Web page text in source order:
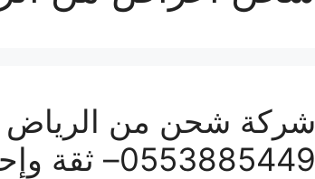
شركة شحن من الرياض
0553885449– ثقة وإحترافية لكل شحنة